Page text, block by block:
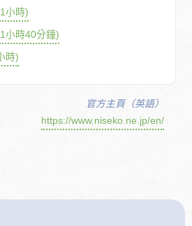
小時)
小時40分鐘)
時)
官方主頁（英語）
https://www.niseko.ne.jp/en/